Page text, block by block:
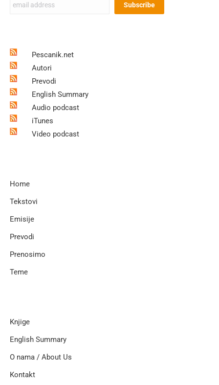
Pescanik.net
Autori
Prevodi
English Summary
Audio podcast
iTunes
Video podcast
Home
Tekstovi
Emisije
Prevodi
Prenosimo
Teme
Knjige
English Summary
O nama / About Us
Kontakt